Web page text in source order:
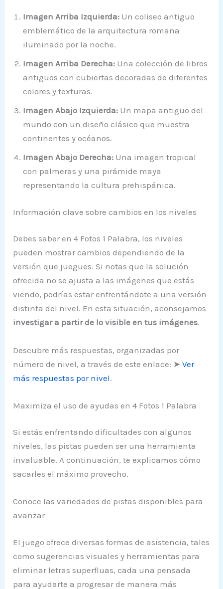
Imagen Arriba Izquierda: Un coliseo antiguo
emblemático de la arquitectura romana
iluminado por la noche.
Imagen Arriba Derecha: Una colección de libros
antiguos con cubiertas decoradas de diferentes
colores y texturas.
Imagen Abajo Izquierda: Un mapa antiguo del
mundo con un diseño clásico que muestra
continentes y océanos.
Imagen Abajo Derecha: Una imagen tropical
con palmeras y una pirámide maya
representando la cultura prehispánica.
Información clave sobre cambios en los niveles
Debes saber en 4 Fotos 1 Palabra, los niveles
pueden mostrar cambios dependiendo de la
versión que juegues. Si notas que la solución
ofrecida no se ajusta a las imágenes que estás
viendo, podrías estar enfrentándote a una versión
distinta del nivel. En esta situación, aconsejamos
investigar a partir de lo visible en tus imágenes.
Descubre más respuestas, organizadas por
número de nivel, a través de este enlace: ➤Ver
más respuestas por nivel.
Maximiza el uso de ayudas en 4 Fotos 1 Palabra
Si estás enfrentando dificultades con algunos
niveles, las pistas pueden ser una herramienta
invaluable. A continuación, te explicamos cómo
sacarles el máximo provecho.
Conoce las variedades de pistas disponibles para
avanzar
El juego ofrece diversas formas de asistencia, tales
como sugerencias visuales y herramientas para
eliminar letras superfluas, cada una pensada
para ayudarte a progresar de manera más